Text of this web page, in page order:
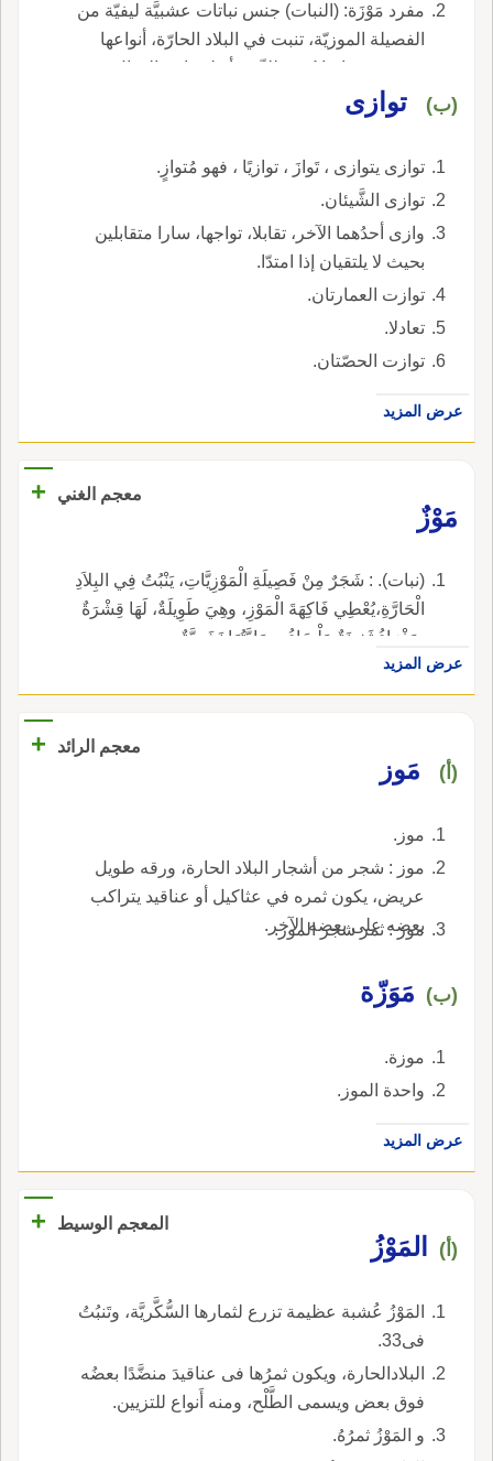
مفرد مَوْزَة: (النبات) جنس نباتات عشبيَّة ليفيّة من
الفصيلة الموزيّة، تنبت في البلاد الحارّة، أنواعها
عديدة فمنها ما يُزرع للزِّينة أو لصناعة الحبال،
ومنها ما يُزرع من أجل ثماره السكريّة اللذيذة
(ب) توازى
توازى يتوازى ، تَوازَ ، توازيًا ، فهو مُتوازٍ.
توازى الشَّيئان.
وازى أحدُهما الآخر، تقابلا، تواجها، سارا متقابلين
بحيث لا يلتقيان إذا امتدّا.
توازت العمارتان.
تعادلا.
توازت الحصّتان.
عرض المزيد
معجم الغني
+
مَوْزٌ
(نبات). : شَجَرٌ مِنْ فَصِيلَةِ الْمَوْزِيَّاتِ، يَنْبُتُ فِي البِلاَدِ
الْحَارَّةِ،يُعْطِي فَاكِهَةَ الْمَوْزِ، وهِيَ طَوِيلَةٌ، لَهَا قِشْرَةٌ
صَفْرَاءُ ثَخِينَةٌ مَلْسَاءُ، ومَادَّتُهَا نَشَوِيَّةٌ.
عرض المزيد
معجم الرائد +
(أ) مَوز
موز.
موز : شجر من أشجار البلاد الحارة، ورقه طويل
عريض، يكون ثمره في عثاكيل أو عناقيد يتراكب
بعضه على بعضه الآخر.
موز : ثمر شجر الموز.
(ب) مَوَزّة
موزة.
واحدة الموز.
عرض المزيد
المعجم الوسيط +
(أ) المَوْزُ
المَوْزُ عُشبة عظيمة تزرع لثمارها السُّكَّريَّة، وتَنبُتُ
فى33.
البلادالحارة، ويكون ثمرُها فى عناقيدَ منضَّدًا بعضُه
فوق بعض ويسمى الطَّلْح، ومنه أَنواع للتزيين.
و المَوْزُ ثمرُهُ.